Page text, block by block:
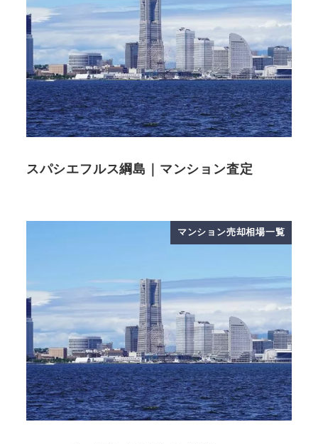
スパシエフルス綱島｜マンション査定
マンション売却相場一覧